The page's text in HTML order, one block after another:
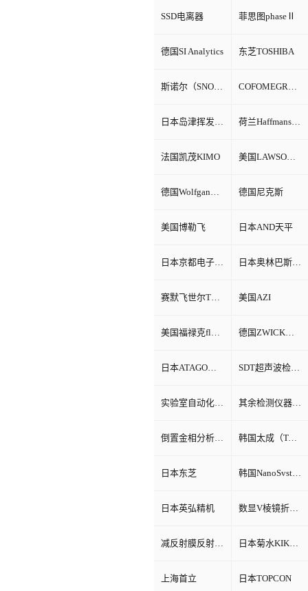
SSD电离器 菲思图phaseⅡ
德国SI Analytics 东芝TOSHIBA
斯诺尔（SNOL） COFOMEGRA盐雾腐蚀试验箱
日本岛津挥发性有机物VOC检测 荷兰Haffmans（哈夫曼）
法国凯茂KIMO 美国LAWSON劳森海默菲尔
德国Wolfgang Warmbier 德国尼克斯
美国博勒飞 日本AND天平
日本京都电子KEM 日本奥林巴斯Olympus
赛默飞世尔Thermo Fisher 美国AZI
美国福禄克fluke 德国ZWICK兹韦克
日本ATAGO（爱宕）折光仪 SDT超声波检测仪
实验室自动化系统 其余检测仪器设备
倒置金相分析显微镜 韩国太成（TAE SUNG）
日本东芝 韩国NanoSvstem
日本英弘精机 数显V棱镜折射率测试仪
减反射膜反射比智能测试仪 日本菊水KIKUSUI
上海首立 日本TOPCON